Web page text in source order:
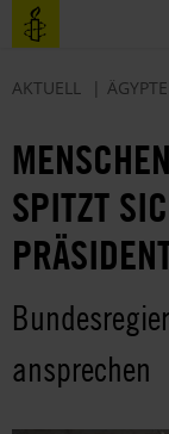
Direkt
zum
Benutzermenü
AKTUELL
SPITZT
ansprechen